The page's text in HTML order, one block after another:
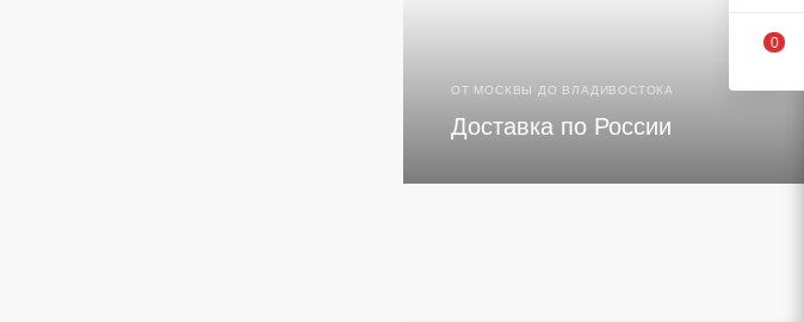
СОЗДАЕМ ЛОГОТИПЫ И НАШИВКИ ДЛЯ
Делаем
ОТ МОСКВЫ ДО ВЛАДИВОСТОКА
Доставка по России
0